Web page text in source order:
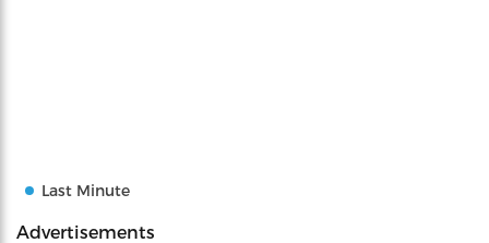
Last Minute
Advertisements